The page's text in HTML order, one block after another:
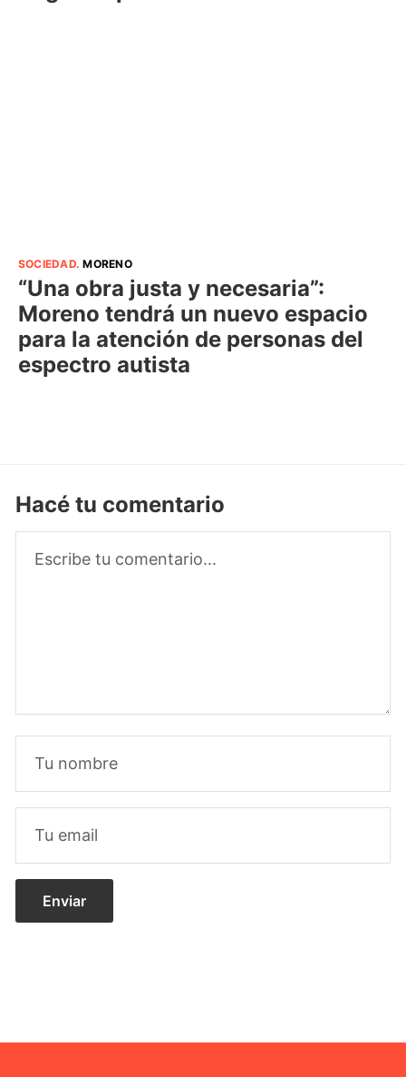
SOCIEDAD.MORENO
“Una obra justa y necesaria”:
Moreno tendrá un nuevo espacio
para la atención de personas del
espectro autista
Hacé tu comentario